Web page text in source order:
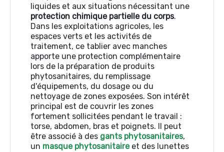
liquides et aux situations nécessitant une
protection chimique partielle du corps.
Dans les exploitations agricoles, les
espaces verts et les activités de
traitement, ce tablier avec manches
apporte une protection complémentaire
lors de la préparation de produits
phytosanitaires, du remplissage
d'équipements, du dosage ou du
nettoyage de zones exposées. Son intérêt
principal est de couvrir les zones
fortement sollicitées pendant le travail :
torse, abdomen, bras et poignets. Il peut
être associé à des gants phytosanitaires,
un masque phytosanitaireet des lunettes